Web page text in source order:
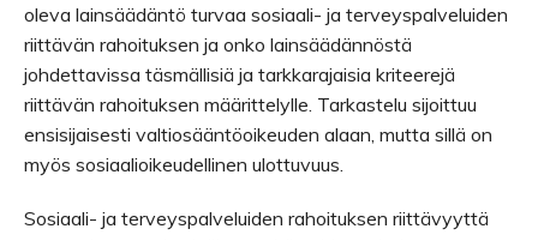
oleva lainsäädäntö turvaa sosiaali- ja terveyspalveluiden
riittävän rahoituksen ja onko lainsäädännöstä
johdettavissa täsmällisiä ja tarkkarajaisia kriteerejä
riittävän rahoituksen määrittelylle. Tarkastelu sijoittuu
ensisijaisesti valtiosääntöoikeuden alaan, mutta sillä on
myös sosiaalioikeudellinen ulottuvuus.
Sosiaali- ja terveyspalveluiden rahoituksen riittävyyttä